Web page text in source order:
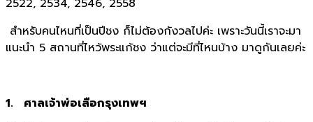
2522, 2534, 2546, 2558
สำหรับคนไหนที่เป็นปีชง ก็ไม่ต้องกังวลไปค่ะ เพราะวันนี้เราจะมา
แนะนำ 5 สถานที่ไหว้พระแก้ชง ว่าแต่จะมีที่ไหนบ้าง มาดูกันเลยค่ะ
1. ศาลเจ้าพ่อเสือกรุงเทพฯ